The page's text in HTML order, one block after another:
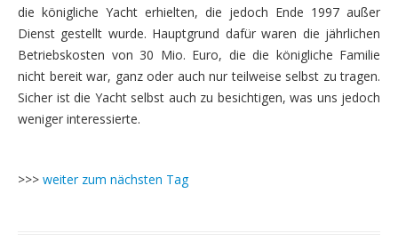
die königliche Yacht erhielten, die jedoch Ende 1997 außer
Dienst gestellt wurde. Hauptgrund dafür waren die jährlichen
Betriebskosten von 30 Mio. Euro, die die königliche Familie
nicht bereit war, ganz oder auch nur teilweise selbst zu tragen.
Sicher ist die Yacht selbst auch zu besichtigen, was uns jedoch
weniger interessierte.
>>> weiter zum nächsten Tag